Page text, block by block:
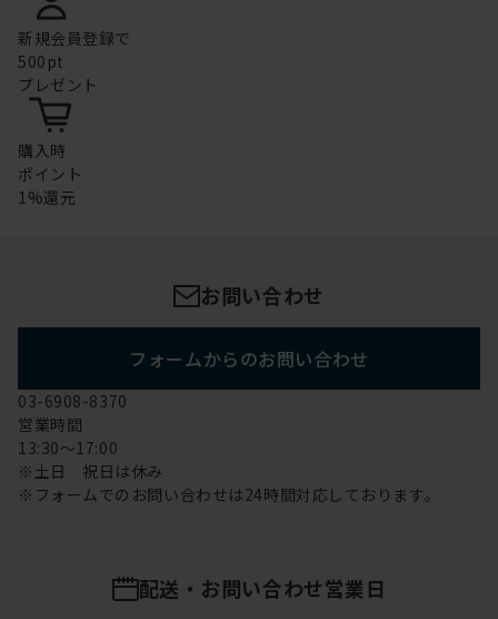
新規会員登録で
500pt
プレゼント
購入時
ポイント
1%還元
お問い合わせ
フォームからのお問い合わせ
03-6908-8370
営業時間
13:30～17:00
※土日 祝日は休み
※フォームでのお問い合わせは24時間対応しております。
配送・お問い合わせ営業日